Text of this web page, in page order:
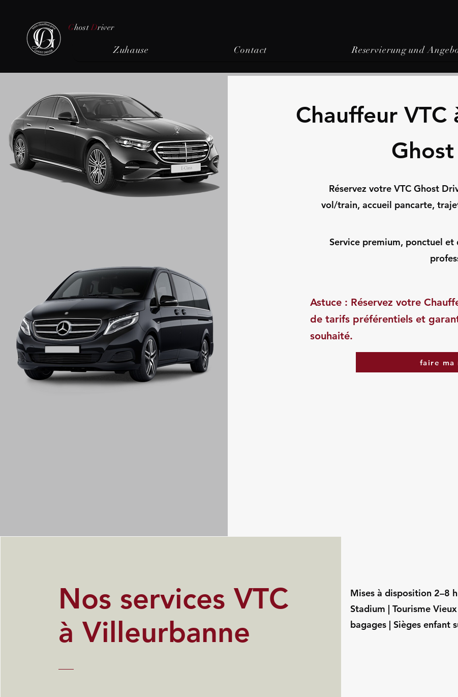
Ghost Driver
Zuhause Contact Reservierung und
Chauffeur VTC
Réservez votre VTC Ghost
vol/train, accueil pancarte,
Service premium, ponctuel
Astuce : Réservez votre
de tarifs préférentiels et
souhaité.
faire ma
Nos services VTC
à Villeurbanne
Mises à disposition 2–8
Stadium | Tourisme
bagages | Sièges enfant